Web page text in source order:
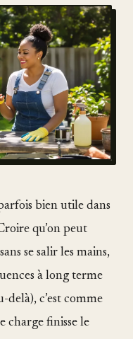
bien utile dans
qu’on peut
se salir les mains,
à long terme
delà), c’est comme
charge finisse le